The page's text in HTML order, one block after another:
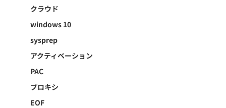
クラウド
windows 10
sysprep
アクティベーション
PAC
プロキシ
EOF